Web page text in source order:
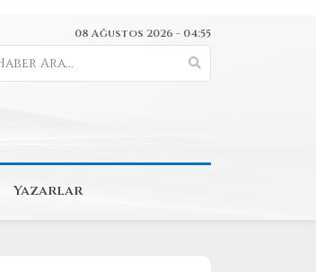
08 Ağustos 2026 - 04:55
Yazarlar